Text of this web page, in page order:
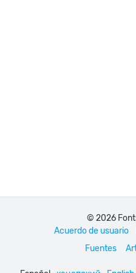
© 2026
Acuerdo de usuario
Fuentes